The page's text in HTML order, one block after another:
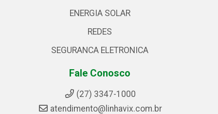
ENERGIA SOLAR
REDES
SEGURANCA ELETRONICA
Fale Conosco
(27) 3347-1000
atendimento@linhavix.com.br